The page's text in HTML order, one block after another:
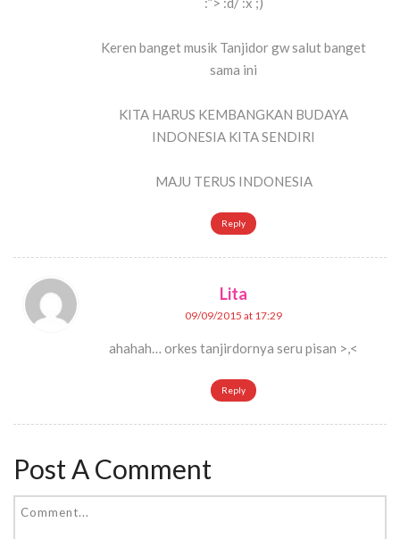
Keren banget musik Tanjidor gw salut banget
sama ini
KITA HARUS KEMBANGKAN BUDAYA
INDONESIA KITA SENDIRI
MAJU TERUS INDONESIA
Reply
Lita
09/09/2015 at 17:29
ahahah… orkes tanjirdornya seru pisan >,<
Reply
Post A Comment